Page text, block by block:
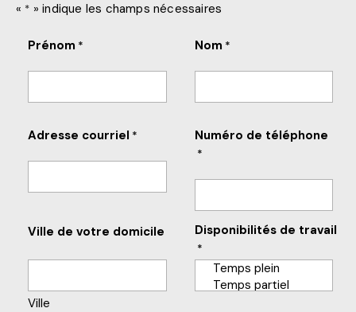
« * » indique les champs nécessaires
Prénom * Nom *
Adresse courriel * Numéro de téléphone
*
Ville de votre domicile
Ville
Disponibilités de travail
*